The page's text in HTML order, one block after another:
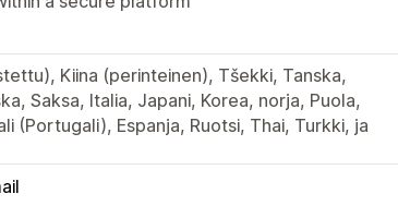
Kiina (perinteinen), Tšekki, Tanska,
Saksa, Italia, Japani, Korea, norja, Puola,
(Portugali), Espanja, Ruotsi, Thai, Turkki, ja